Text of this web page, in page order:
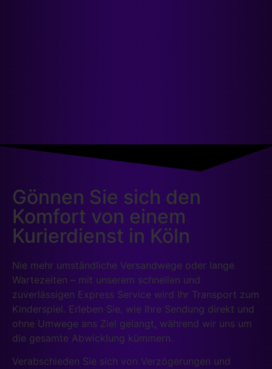
Gönnen Sie sich den
Komfort von einem
Kurierdienst in Köln
Nie mehr umständliche Versandwege oder lange
Wartezeiten – mit unserem schnellen und
zuverlässigen Express Service wird Ihr Transport zum
Kinderspiel. Erleben Sie, wie Ihre Sendung direkt und
ohne Umwege ans Ziel gelangt, während wir uns um
die gesamte Abwicklung kümmern.
Verabschieden Sie sich von Verzögerungen und